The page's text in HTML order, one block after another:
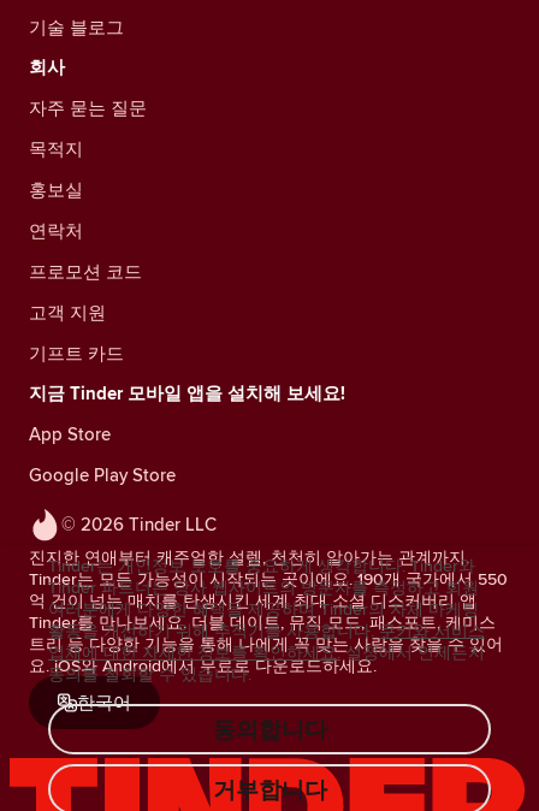
© 2026 Tinder LLC
진지한 연애부터 캐주얼한 설렘, 천천히 알아가는 관계까지.
Tinder는 모든 가능성이 시작되는 곳이에요. 190개 국가에서 550
억 건이 넘는 매치를 탄생시킨 세계 최대 소셜 디스커버리 앱
Tinder를 만나보세요. 더블 데이트, 뮤직 모드, 패스포트, 케미스
트리 등 다양한 기능을 통해 나에게 꼭 맞는 사람을 찾을 수 있어
요. iOS와 Android에서 무료로 다운로드하세요.
한국어
기술 블로그
회사
자주 묻는 질문
목적지
홍보실
연락처
프로모션 코드
고객 지원
기프트 카드
지금 Tinder 모바일 앱을 설치해 보세요!
App Store
Google Play Store
Tinder는 개인정보 보호를 중요하게 생각합니다. Tinder와
Tinder 파트너는 당사 웹사이트의 방문자를 측정하고 회원
여러분에게 다양한 혜택을 제공하며 Tinder의 자체 마케팅
활동을 개선하기 위해 추적기를 사용합니다. 쿠키와 서비스
업체에 대한 자세한 정보를 확인하세요. 설정에서 언제든지
동의를 철회할 수 있습니다.
동의합니다
거부합니다